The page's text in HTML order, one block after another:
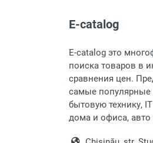
E-catalog
E-catalog это
поиска товаров в
сравнения цен.
самые популярные
бытовую технику,
дома и офиса, авто